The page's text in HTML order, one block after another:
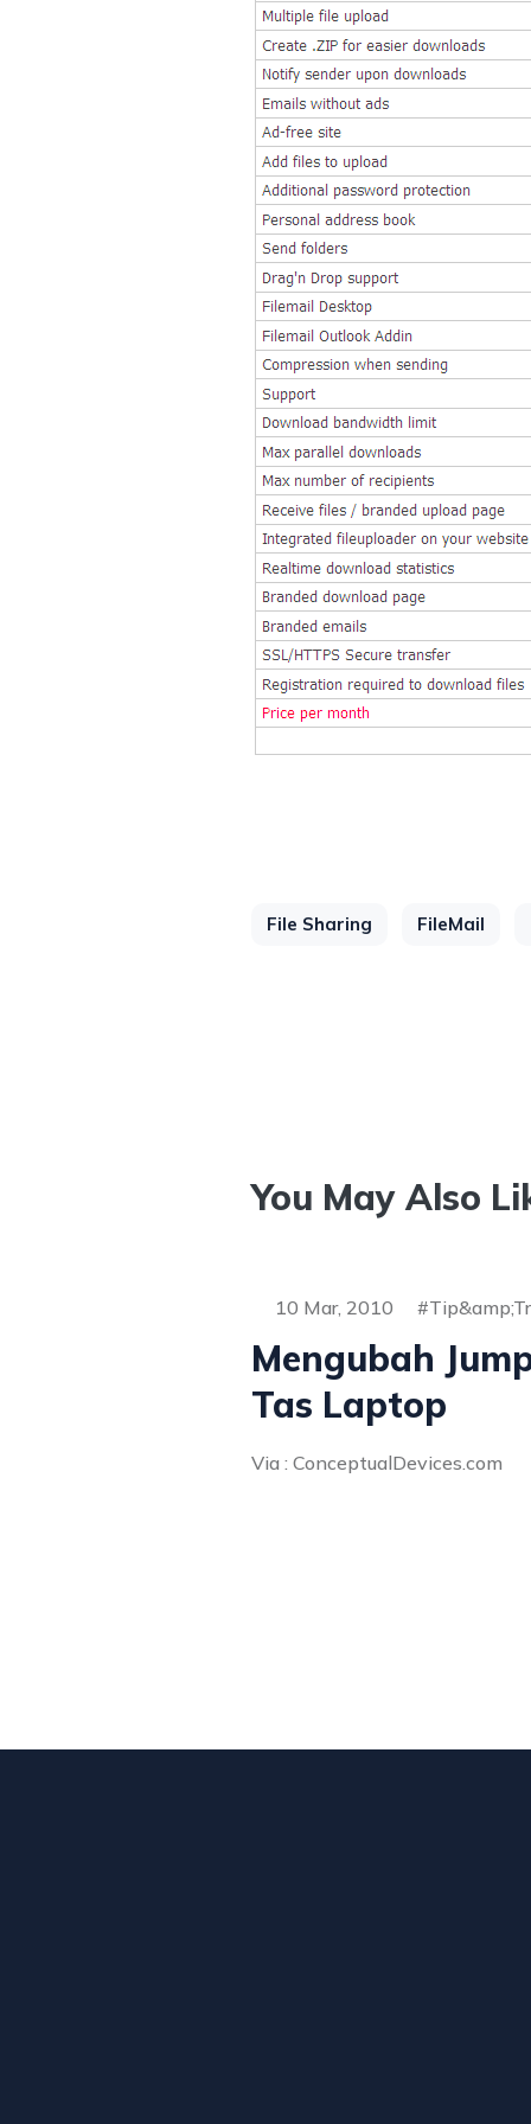
File Sharing FileMail
You May Also
10 Mar, 2010
Mengubah
Tas Laptop
Via : ConceptualDevices.com